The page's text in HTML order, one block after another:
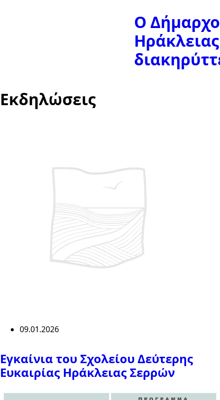
Ο
Ηράκλειας
Εκδηλώσεις
09.01.2026
Eγκαίνια του Σχολείου Δεύτερης
Ευκαιρίας Ηράκλειας Σερρών